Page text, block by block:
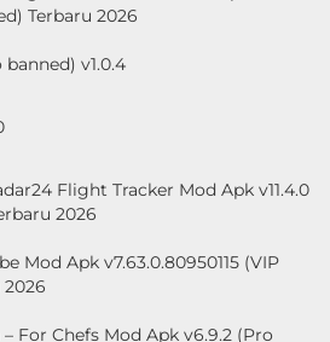
Terbaru 2026
v1.0.4
Flight Tracker Mod Apk v11.4.0
2026
Mod Apk v7.63.0.80950115 (VIP
For Chefs Mod Apk v6.9.2 (Pro